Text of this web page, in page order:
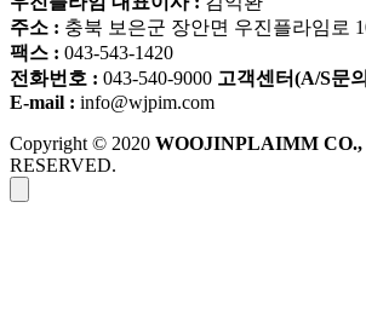
주소 : 충북 보은군 장안면 우진플라임로
팩스 : 043-543-1420
전화번호 : 043-540-9000 고객센터(A/S문
E-mail : info@wjpim.com
Copyright © 2020 WOOJINPLAIMM
RESERVED.